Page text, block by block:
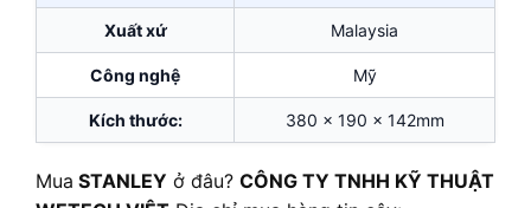
Xuất xứ Malaysia
Công nghệ Mỹ
Kích thước: 380 x 190 x 142mm
Mua STANLEY ở đâu? CÔNG TY TNHH KỸ THUẬT